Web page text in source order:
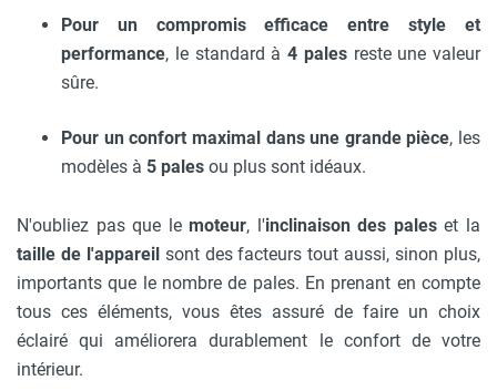
Pour un compromis efficace entre style et
performance, le standard à 4 palesreste une valeur
sûre.
Pour un confort maximal dans une grande pièce, les
modèles à 5 pales ou plus sont idéaux.
N'oubliez pas que lemoteur, l'inclinaison des paleset la
taille de l'appareilsont des facteurs tout aussi, sinon plus,
importants que le nombre de pales. En prenant en compte
tous ces éléments, vous êtes assuré de faire un choix
éclairé qui améliorera durablement le confort de votre
intérieur.